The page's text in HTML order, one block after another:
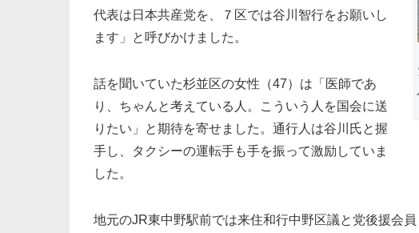
代表は日本共産党を、７区では谷川智行をお願いし
ます」と呼びかけました。
話を聞いていた杉並区の女性（47）は「医師であ
り、ちゃんと考えている人。こういう人を国会に送
りたい」と期待を寄せました。通行人は谷川氏と握
手し、タクシーの運転手も手を振って激励していま
した。
地元のJR東中野駅前では来住和行中野区議と党後援会員